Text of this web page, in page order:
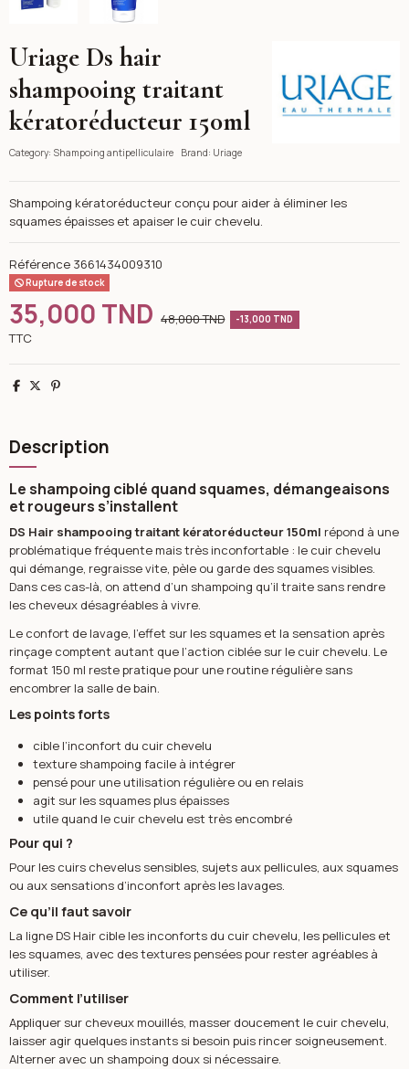
Uriage Ds hair
shampooing traitant
kératoréducteur 150ml
Category: Shampoing antipelliculaire Brand: Uriage
Shampoing kératoréducteur conçu pour aider à éliminer les
squames épaisses et apaiser le cuir chevelu.
Référence 3661434009310
Rupture de stock
35,000 TND 48,000 TND -13,000 TND
TTC
Partager
TweetPinterest
Description
Le shampoing ciblé quand squames, démangeaisons
et rougeurs s’installent
DS Hair shampooing traitant kératoréducteur 150ml répond à une
problématique fréquente mais très inconfortable : le cuir chevelu
qui démange, regraisse vite, pèle ou garde des squames visibles.
Dans ces cas-là, on attend d’un shampoing qu’il traite sans rendre
les cheveux désagréables à vivre.
Le confort de lavage, l’effet sur les squames et la sensation après
rinçage comptent autant que l’action ciblée sur le cuir chevelu. Le
format 150 ml reste pratique pour une routine régulière sans
encombrer la salle de bain.
Les points forts
cible l’inconfort du cuir chevelu
texture shampoing facile à intégrer
pensé pour une utilisation régulière ou en relais
agit sur les squames plus épaisses
utile quand le cuir chevelu est très encombré
Pour qui ?
Pour les cuirs chevelus sensibles, sujets aux pellicules, aux squames
ou aux sensations d’inconfort après les lavages.
Ce qu’il faut savoir
La ligne DS Hair cible les inconforts du cuir chevelu, les pellicules et
les squames, avec des textures pensées pour rester agréables à
utiliser.
Comment l’utiliser
Appliquer sur cheveux mouillés, masser doucement le cuir chevelu,
laisser agir quelques instants si besoin puis rincer soigneusement.
Alterner avec un shampoing doux si nécessaire.